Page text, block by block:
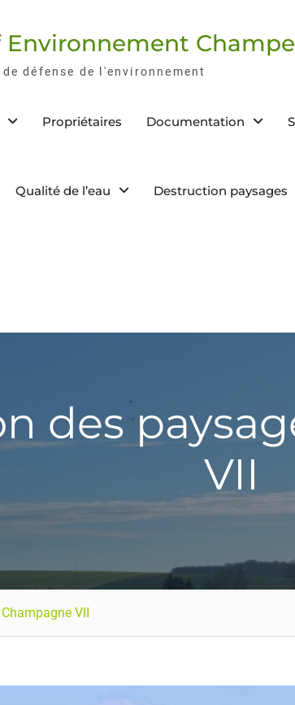
Environnement
défense de l'environnement
Propriétaires Documentation
Qualité de l’eau Destruction paysages
des
VII
VII